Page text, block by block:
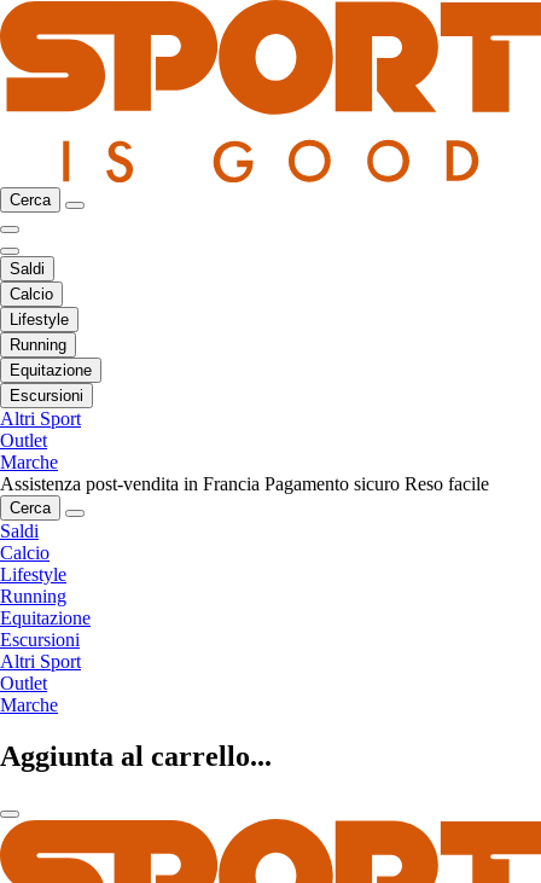
Cerca
Saldi
Calcio
Lifestyle
Running
Equitazione
Escursioni
Altri Sport
Outlet
Marche
Assistenza post-vendita in Francia Pagamento sicuro Reso facile
Cerca
Saldi
Calcio
Lifestyle
Running
Equitazione
Escursioni
Altri Sport
Outlet
Marche
Aggiunta al carrello...